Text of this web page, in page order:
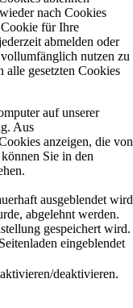
nach Cookies
Cookie für Ihre
abmelden oder
nutzen zu
alle gesetzten Cookies
auf unserer
Aus
anzeigen, die von
Sie in den
ausgeblendet wird
abgelehnt werden.
gespeichert wird.
eingeblendet
deaktivieren.